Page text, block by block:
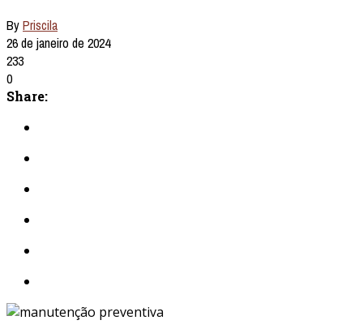
ByPriscila
26 de janeiro de 2024
233
0
Share: